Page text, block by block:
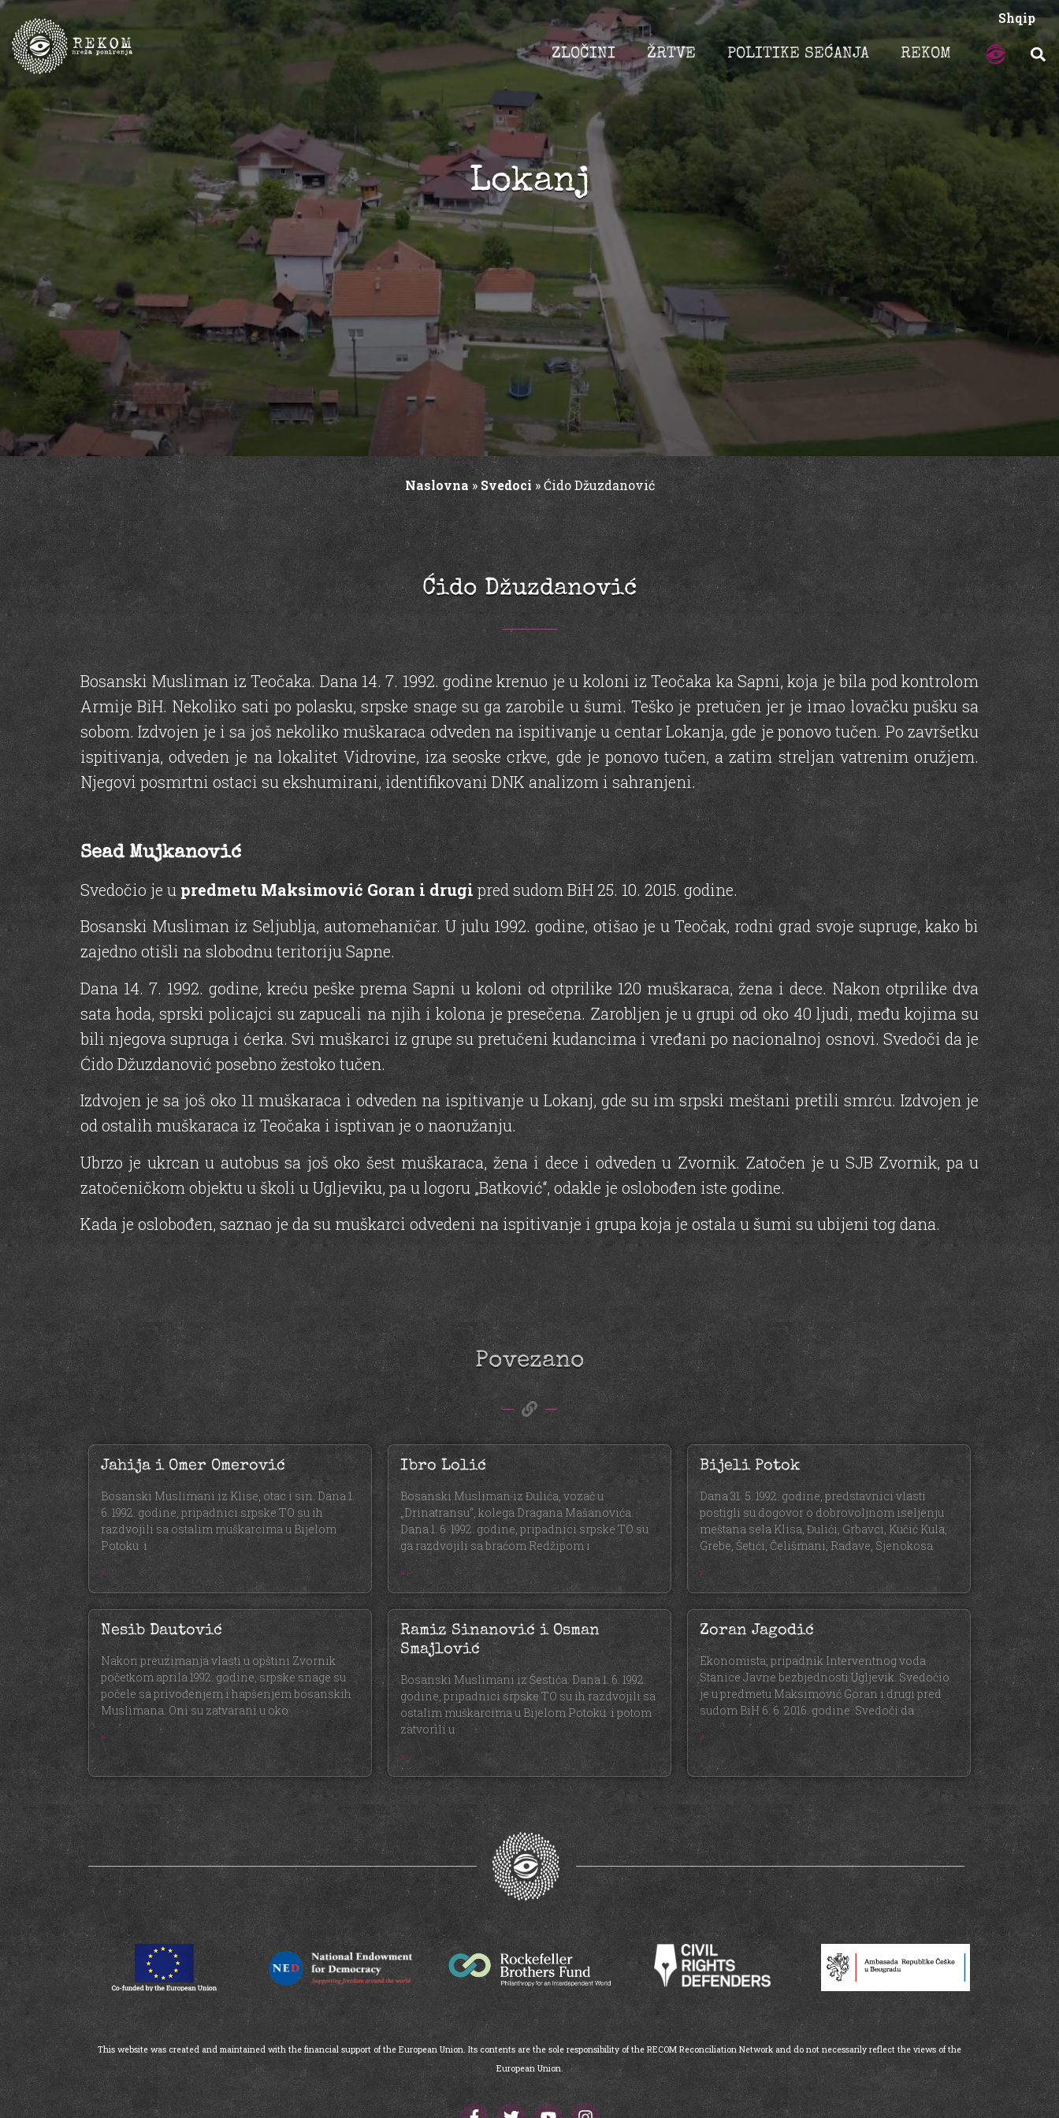
Shqip
ZLOČINI ŽRTVE POLITIKE SEĆANJA REKOM
Lokanj
Naslovna » Svedoci »Ćido Džuzdanović
Ćido Džuzdanović
Bosanski Musliman iz Teočaka. Dana 14. 7. 1992. godine krenuo je u koloni iz Teočaka ka Sapni, koja je bila pod kontrolom
Armije BiH. Nekoliko sati po polasku, srpske snage su ga zarobile u šumi. Teško je pretučen jer je imao lovačku pušku sa
sobom. Izdvojen je i sa još nekoliko muškaraca odveden na ispitivanje u centar Lokanja, gde je ponovo tučen. Po završetku
ispitivanja, odveden je na lokalitet Vidrovine, iza seoske crkve, gde je ponovo tučen, a zatim streljan vatrenim oružjem.
Njegovi posmrtni ostaci su ekshumirani, identifikovani DNK analizom i sahranjeni.
Sead Mujkanović
Svedočio je upredmetu Maksimović Goran i drugipred sudom BiH 25. 10. 2015. godine.
Bosanski Musliman iz Seljublja, automehaničar. U julu 1992. godine, otišao je u Teočak, rodni grad svoje supruge, kako bi
zajedno otišli na slobodnu teritoriju Sapne.
Dana 14. 7. 1992. godine, kreću peške prema Sapni u koloni od otprilike 120 muškaraca, žena i dece. Nakon otprilike dva
sata hoda, sprski policajci su zapucali na njih i kolona je presečena. Zarobljen je u grupi od oko 40 ljudi, među kojima su
bili njegova supruga i ćerka. Svi muškarci iz grupe su pretučeni kudancima i vređani po nacionalnoj osnovi. Svedoči da je
Ćido Džuzdanović posebno žestoko tučen.
Izdvojen je sa još oko 11 muškaraca i odveden na ispitivanje u Lokanj, gde su im srpski meštani pretili smrću. Izdvojen je
od ostalih muškaraca iz Teočaka i isptivan je o naoružanju.
Ubrzo je ukrcan u autobus sa još oko šest muškaraca, žena i dece i odveden u Zvornik. Zatočen je u SJB Zvornik, pa u
zatočeničkom objektu u školi u Ugljeviku, pa u logoru „Batković“, odakle je oslobođen iste godine.
Kada je oslobođen, saznao je da su muškarci odvedeni na ispitivanje i grupa koja je ostala u šumi su ubijeni tog dana.
Povezano
Jahija i Omer Omerović
Bosanski Muslimani iz Klise, otac i sin. Dana 1.
6. 1992. godine, pripadnici srpske TO su ih
razdvojili sa ostalim muškarcima u Bijelom
Potoku i
»
Ibro Lolić
Bosanski Musliman iz Đulića, vozač u
„Drinatransu“, kolega Dragana Mašanovića.
Dana 1. 6. 1992. godine, pripadnici srpske TO su
ga razdvojili sa braćom Redžipom i
»
Bijeli Potok
Dana 31. 5. 1992. godine, predstavnici vlasti
postigli su dogovor o dobrovoljnom iseljenju
meštana sela Klisa, Đulići, Grbavci, Kučić Kula,
Grebe, Šetići, Čelišmani, Radave, Sjenokosa
»
Nesib Dautović
Nakon preuzimanja vlasti u opštini Zvornik
početkom aprila 1992. godine, srpske snage su
počele sa privođenjem i hapšenjem bosanskih
Muslimana. Oni su zatvarani u oko
»
Ramiz Sinanović i Osman
Smajlović
Bosanski Muslimani iz Šestića. Dana 1. 6. 1992.
godine, pripadnici srpske TO su ih razdvojili sa
ostalim muškarcima u Bijelom Potoku i potom
zatvorili u
»
Zoran Jagodić
Ekonomista, pripadnik Interventnog voda
Stanice Javne bezbjednosti Ugljevik. Svedočio
je u predmetu Maksimović Goran i drugi pred
sudom BiH 6. 6. 2016. godine. Svedoči da
»
This website was created and maintained with the financial support of the European Union. Its contents are the sole responsibility of the RECOM Reconciliation Network and do not necessarily reflect the views of the
European Union.